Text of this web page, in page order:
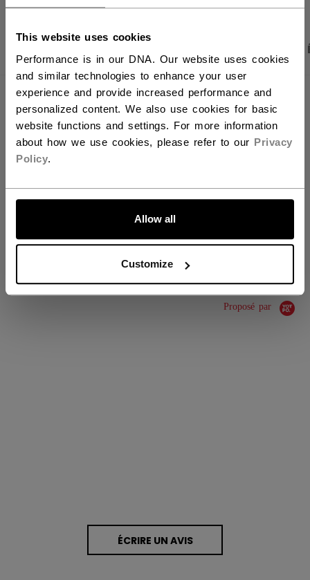
This website uses cookies
Performance is in our DNA. Our website uses cookies
and similar technologies to enhance your user
experience and provide increased performance and
personalized content. We also use cookies for basic
website functions and settings. For more information
about how we use cookies, please refer to our Privacy
Policy.
Allow all
Customize
ALLONS-Y !
CARACTÉRISTIQUES
IDENTIFICATION
RPG110-SR
GROUPE D'ÂGE
COLLECTION
JetSpeed
ÉVALUATIONS
Proposé par
ÉCRIRE UN AVIS